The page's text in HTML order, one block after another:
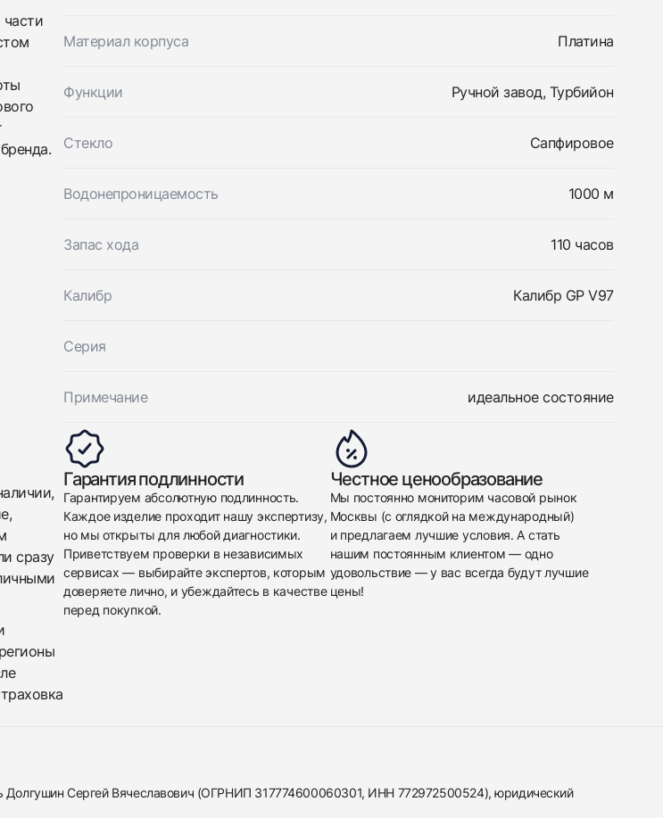
Материал корпуса Платина
Функции Ручной завод, Турбийон
Стекло Сапфировое
Водонепроницаемость 1000 м
Запас хода 110 часов
Калибр Калибр GP V97
Серия
Примечание идеальное состояние
сразу
Гарантия подлинности
Гарантируем абсолютную подлинность.
Каждое изделие проходит нашу экспертизу,
но мы открыты для любой диагностики.
Приветствуем проверки в независимых
сервисах — выбирайте экспертов, которым
доверяете лично, и убеждайтесь в качестве
перед покупкой.
Честное ценообразование
Мы постоянно мониторим часовой рынок
Москвы (с оглядкой на международный)
и предлагаем лучшие условия. А стать
нашим постоянным клиентом — одно
удовольствие — у вас всегда будут лучшие
цены!
Долгушин Сергей Вячеславович (ОГРНИП 317774600060301, ИНН 772972500524), юридический
Racing Sea Hawk Pro 1000m
Record` Limited Edition 32
+ Документы
+ Документы